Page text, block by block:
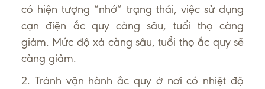
có hiện tượng “nhớ” trạng thái, việc sử dụng
cạn điện ắc quy càng sâu, tuổi thọ càng
giảm. Mức độ xả càng sâu, tuổi thọ ắc quy sẽ
càng giảm.
2. Tránh vận hành ắc quy ở nơi có nhiệt độ